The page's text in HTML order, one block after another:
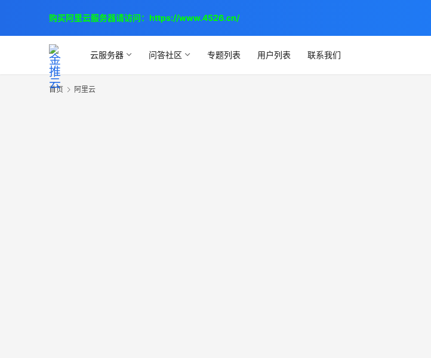
购买阿里云服务器请访问： https://www.4526.cn/
云服务器 问答社区 专题列表 用户列表 联系我们
首页 阿里云